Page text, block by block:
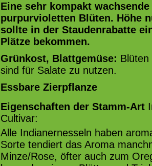
Eine sehr kompakt
purpurvioletten Blüten. Höhe
sollte in der Staudenrabatte
Plätze bekommen.
Grünkost, Blattgemüse:
sind für Salate zu nutzen.
Essbare Zierpflanze
Eigenschaften der Stamm-Art
Cultivar:
Alle Indianernesseln haben
Sorte tendiert das Aroma
Minze/Rose, öfter auch zum